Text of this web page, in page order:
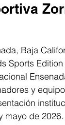
Baja
Sports
y
mayo de 2026.